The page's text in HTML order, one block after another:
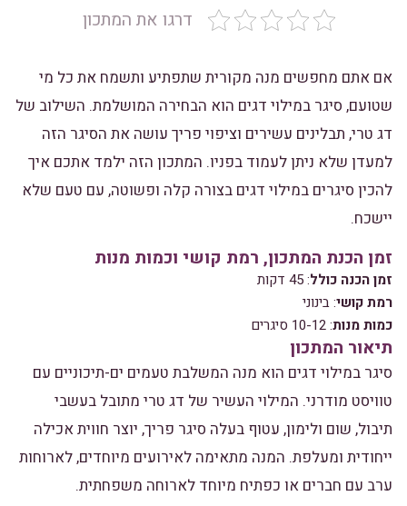
דרגו את המתכון
אם אתם מחפשים מנה מקורית שתפתיע ותשמח את כל מי
שטועם, סיגר במילוי דגים הוא הבחירה המושלמת. השילוב של
דג טרי, תבלינים עשירים וציפוי פריך עושה את הסיגר הזה
למעדן שלא ניתן לעמוד בפניו. המתכון הזה ילמד אתכם איך
להכין סיגרים במילוי דגים בצורה קלה ופשוטה, עם טעם שלא
יישכח.
זמן הכנת המתכון, רמת קושי וכמות מנות
זמן הכנה כולל: 45 דקות
רמת קושי: בינוני
כמות מנות: 10-12 סיגרים
תיאור המתכון
סיגר במילוי דגים הוא מנה המשלבת טעמים ים-תיכוניים עם
טוויסט מודרני. המילוי העשיר של דג טרי מתובל בעשבי
תיבול, שום ולימון, עטוף בעלה סיגר פריך, יוצר חווית אכילה
ייחודית ומעלפת. המנה מתאימה לאירועים מיוחדים, לארוחות
ערב עם חברים או כפתיח מיוחד לארוחה משפחתית.